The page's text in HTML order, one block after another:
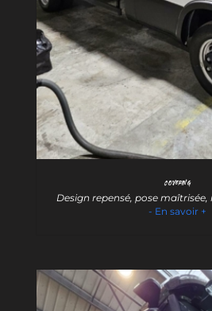
Covering
Design repensé, pose
- En savoir +